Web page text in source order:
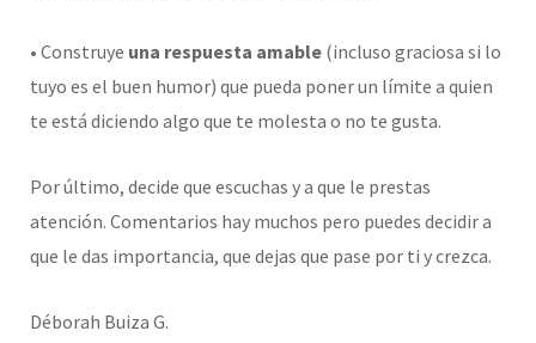
• Construye una respuesta amable (incluso graciosa si lo
tuyo es el buen humor) que pueda poner un límite a quien
te está diciendo algo que te molesta o no te gusta.
Por último, decide que escuchas y a que le prestas
atención. Comentarios hay muchos pero puedes decidir a
que le das importancia, que dejas que pase por ti y crezca.
Déborah Buiza G.